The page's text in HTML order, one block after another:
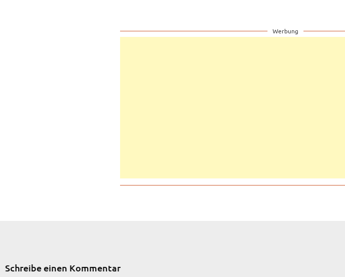
Werbung
Schreibe einen Kommentar